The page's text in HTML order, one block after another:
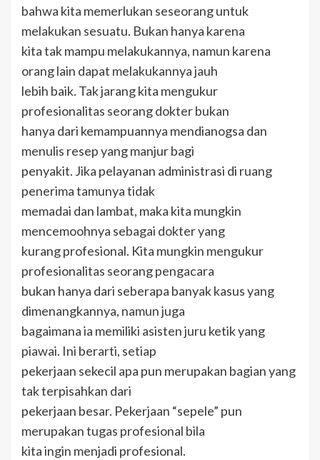
bahwa kita memerlukan seseorang untuk
melakukan sesuatu. Bukan hanya karena
kita tak mampu melakukannya, namun karena
orang lain dapat melakukannya jauh
lebih baik. Tak jarang kita mengukur
profesionalitas seorang dokter bukan
hanya dari kemampuannya mendianogsa dan
menulis resep yang manjur bagi
penyakit. Jika pelayanan administrasi di ruang
penerima tamunya tidak
memadai dan lambat, maka kita mungkin
mencemoohnya sebagai dokter yang
kurang profesional. Kita mungkin mengukur
profesionalitas seorang pengacara
bukan hanya dari seberapa banyak kasus yang
dimenangkannya, namun juga
bagaimana ia memiliki asisten juru ketik yang
piawai. Ini berarti, setiap
pekerjaan sekecil apa pun merupakan bagian yang
tak terpisahkan dari
pekerjaan besar. Pekerjaan “sepele” pun
merupakan tugas profesional bila
kita ingin menjadi profesional.